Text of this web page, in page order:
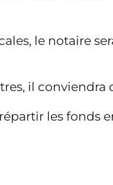
le notaire
il conviendra
les fonds